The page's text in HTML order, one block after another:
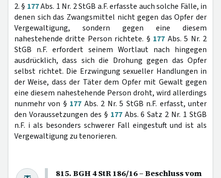
2. § 177Abs. 1 Nr. 2 StGB a.F. erfasste auch solche Fälle, in
denen sich das Zwangsmittel nicht gegen das Opfer der
Vergewaltigung, sondern gegen eine diesem
nahestehende dritte Person richtete. § 177 Abs. 5 Nr. 2
StGB n.F. erfordert seinem Wortlaut nach hingegen
ausdrücklich, dass sich die Drohung gegen das Opfer
selbst richtet. Die Erzwingung sexueller Handlungen in
der Weise, dass der Täter dem Opfer mit Gewalt gegen
eine diesem nahestehende Person droht, wird allerdings
nunmehr von § 177 Abs. 2 Nr. 5 StGB n.F. erfasst, unter
den Voraussetzungen des § 177Abs. 6 Satz 2 Nr. 1 StGB
n.F. i als besonders schwerer Fall eingestuft und ist als
Vergewaltigung zu tenorieren.
815. BGH 4 StR 186/16 – Beschluss vom